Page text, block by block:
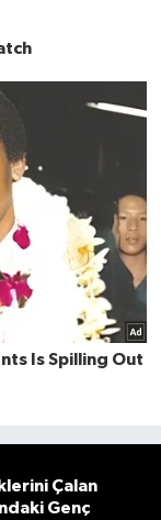
Çalan
Genç